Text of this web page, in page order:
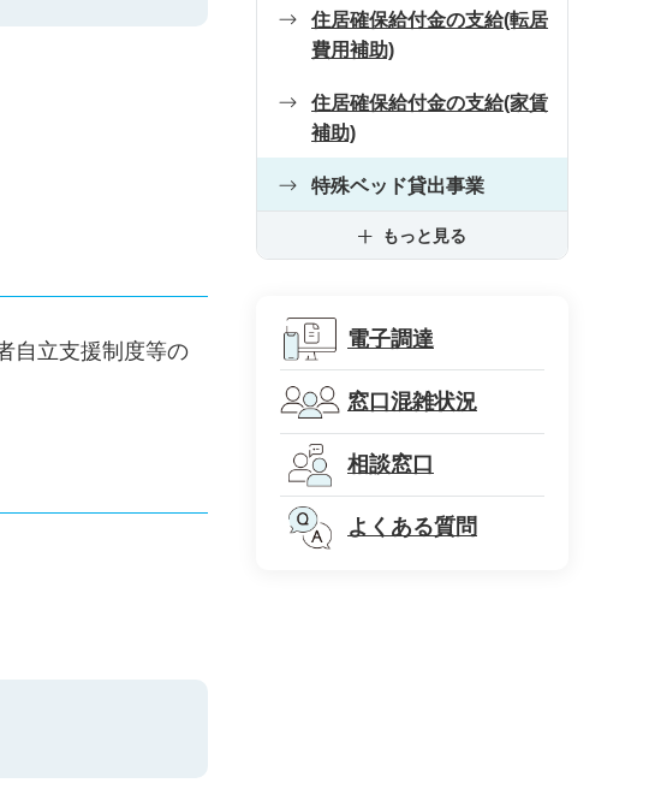
自立支援制度等の
住居確保給付金の支給(転居
費用補助)
住居確保給付金の支給(家賃
補助)
特殊ベッド貸出事業
もっと見る
電子調達
窓口混雑状況
相談窓口
よくある質問